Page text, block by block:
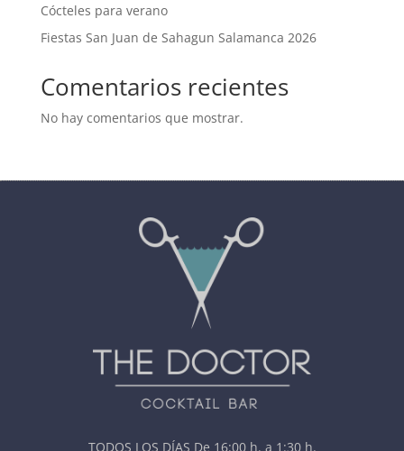
Cócteles para verano
Fiestas San Juan de Sahagun Salamanca 2026
Comentarios recientes
No hay comentarios que mostrar.
TODOS LOS DÍAS De 16:00 h. a 1:30 h.